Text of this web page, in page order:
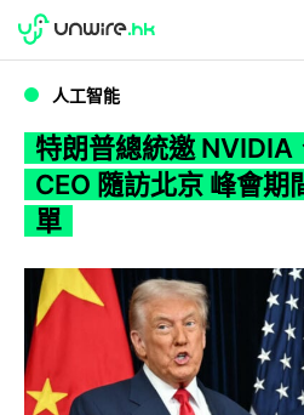
WWDC 2026
人工智能
特朗普總統邀
CEO 隨訪北京 峰會期
單